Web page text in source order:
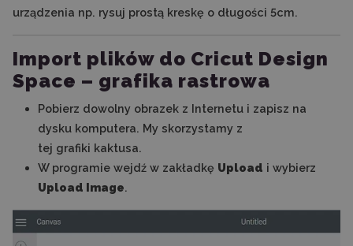
urządzenia np. rysuj prostą kreskę o długości 5cm.
Import plików do Cricut Design
Space – grafika rastrowa
Pobierz dowolny obrazek z Internetu i zapisz na
dysku komputera. My skorzystamy z
tej grafiki kaktusa.
W programie wejdź w zakładkę Upload i wybierz
Upload Image.